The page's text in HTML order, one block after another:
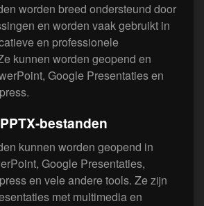
worden breed ondersteund door
en worden vaak gebruikt in
en professionele
kunnen worden geopend en
Google Presentaties en
bestanden
kunnen worden geopend in
Google Presentaties,
en vele andere tools. Ze zijn
met multimedia en